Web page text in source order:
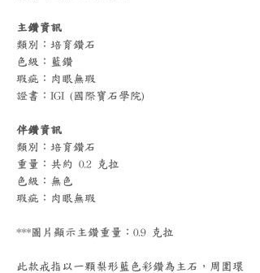
主鑽資訊
類別：培育鑽石
色級：藍鑽
瑕疵：肉眼無瑕
證書：IGI (國際寶石學院)
伴鑽資訊
類別：培育鑽石
重量：共約 0.2 克拉
色級：無色
瑕疵：肉眼無瑕
***圖片顯示主鑽重量：0.9 克拉
此款戒指以一顆梨形藍色彩鑽為主石，周圍環